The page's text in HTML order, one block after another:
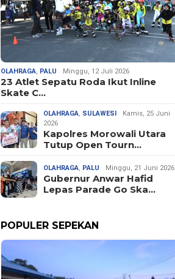
OLAHRAGA PALU Minggu, 12 Juli 2026
23 Atlet Sepatu Roda Ikut Inline
Skate C…
OLAHRAGA SULAWESI
Kamis, 25 Juni
2026
Kapolres Morowali Utara
Tutup Open Tourn…
OLAHRAGA PALU Minggu, 21 Juni 2026
Gubernur Anwar Hafid
Lepas Parade Go Ska…
POPULER SEPEKAN